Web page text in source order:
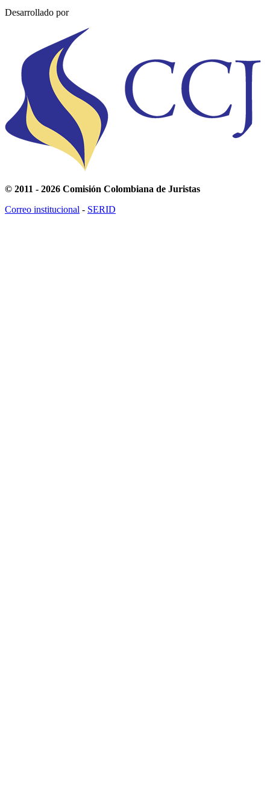
Desarrollado por
© 2011 - 2026 Comisión Colombiana de Juristas
Correo institucional - SERID